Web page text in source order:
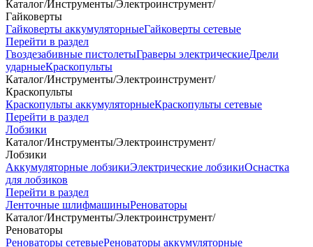
Каталог/Инструменты/Электроинструмент/
Гайковерты
Гайковерты аккумуляторныеГайковерты сетевые
Перейти в раздел
Гвоздезабивные пистолетыГраверы электрическиеДрели
ударныеКраскопульты
Каталог/Инструменты/Электроинструмент/
Краскопульты
Краскопульты аккумуляторныеКраскопульты сетевые
Перейти в раздел
Лобзики
Каталог/Инструменты/Электроинструмент/
Лобзики
Аккумуляторные лобзикиЭлектрические лобзикиОснастка
для лобзиков
Перейти в раздел
Ленточные шлифмашиныРеноваторы
Каталог/Инструменты/Электроинструмент/
Реноваторы
Реноваторы сетевыеРеноваторы аккумуляторные